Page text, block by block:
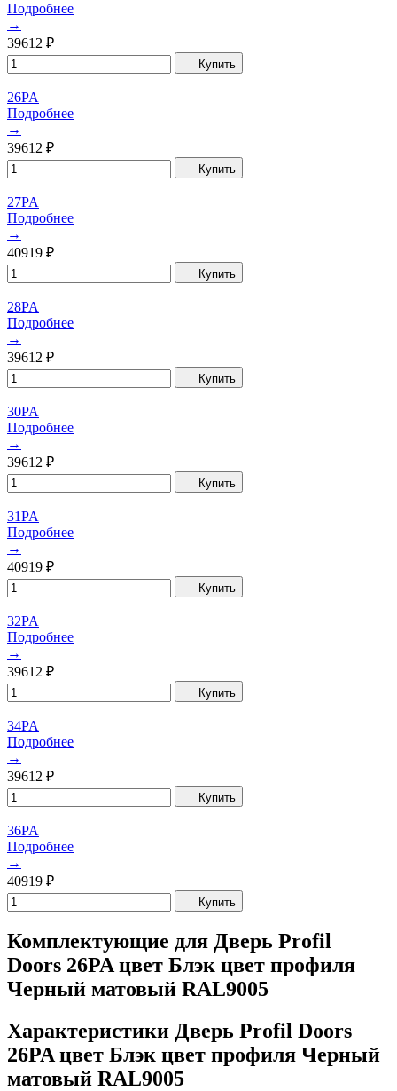
Подробнее
→
39612 ₽
Купить
26PA
Подробнее
→
39612 ₽
Купить
27PA
Подробнее
→
40919 ₽
Купить
28PA
Подробнее
→
39612 ₽
Купить
30PA
Подробнее
→
39612 ₽
Купить
31PA
Подробнее
→
40919 ₽
Купить
32PA
Подробнее
→
39612 ₽
Купить
34PA
Подробнее
→
39612 ₽
Купить
36PA
Подробнее
→
40919 ₽
Купить
Комплектующие для Дверь Profil
Doors 26PA цвет Блэк цвет профиля
Черный матовый RAL9005
Характеристики Дверь Profil Doors
26PA цвет Блэк цвет профиля Черный
матовый RAL9005